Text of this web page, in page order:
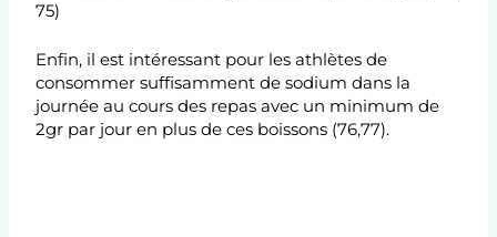
75)
Enfin, il est intéressant pour les athlètes de
consommer suffisamment de sodium dans la
journée au cours des repas avec un minimum de
2gr par jour en plus de ces boissons (76,77).